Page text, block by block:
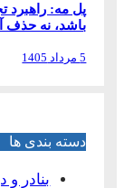
پل مه: راهبرد
باشد، نه حذف
5 مرداد 1405
دسته بندی ها
بنادر و